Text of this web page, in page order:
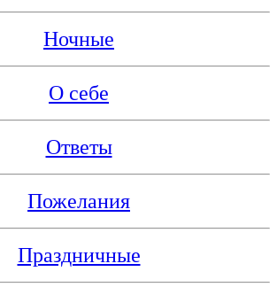
Ночные
О себе
Ответы
Пожелания
Праздничные